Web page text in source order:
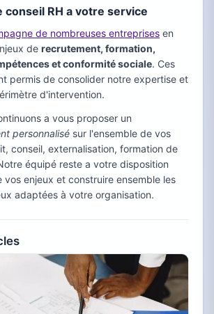
conseil RH a votre service
de nombreuses entreprises en
de recrutement, formation,
et conformité sociale. Ces
permis de consolider notre expertise et
d'intervention.
a vous proposer un
personnalisé sur l'ensemble de vos
conseil, externalisation, formation de
équipé reste a votre disposition
vos enjeux et construire ensemble les
adaptées à votre organisation.